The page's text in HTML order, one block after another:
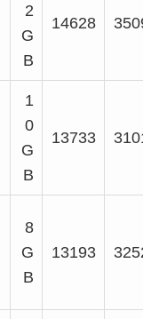
2
G
B
14628
1
0
G
B
13733
8
G
B
13193